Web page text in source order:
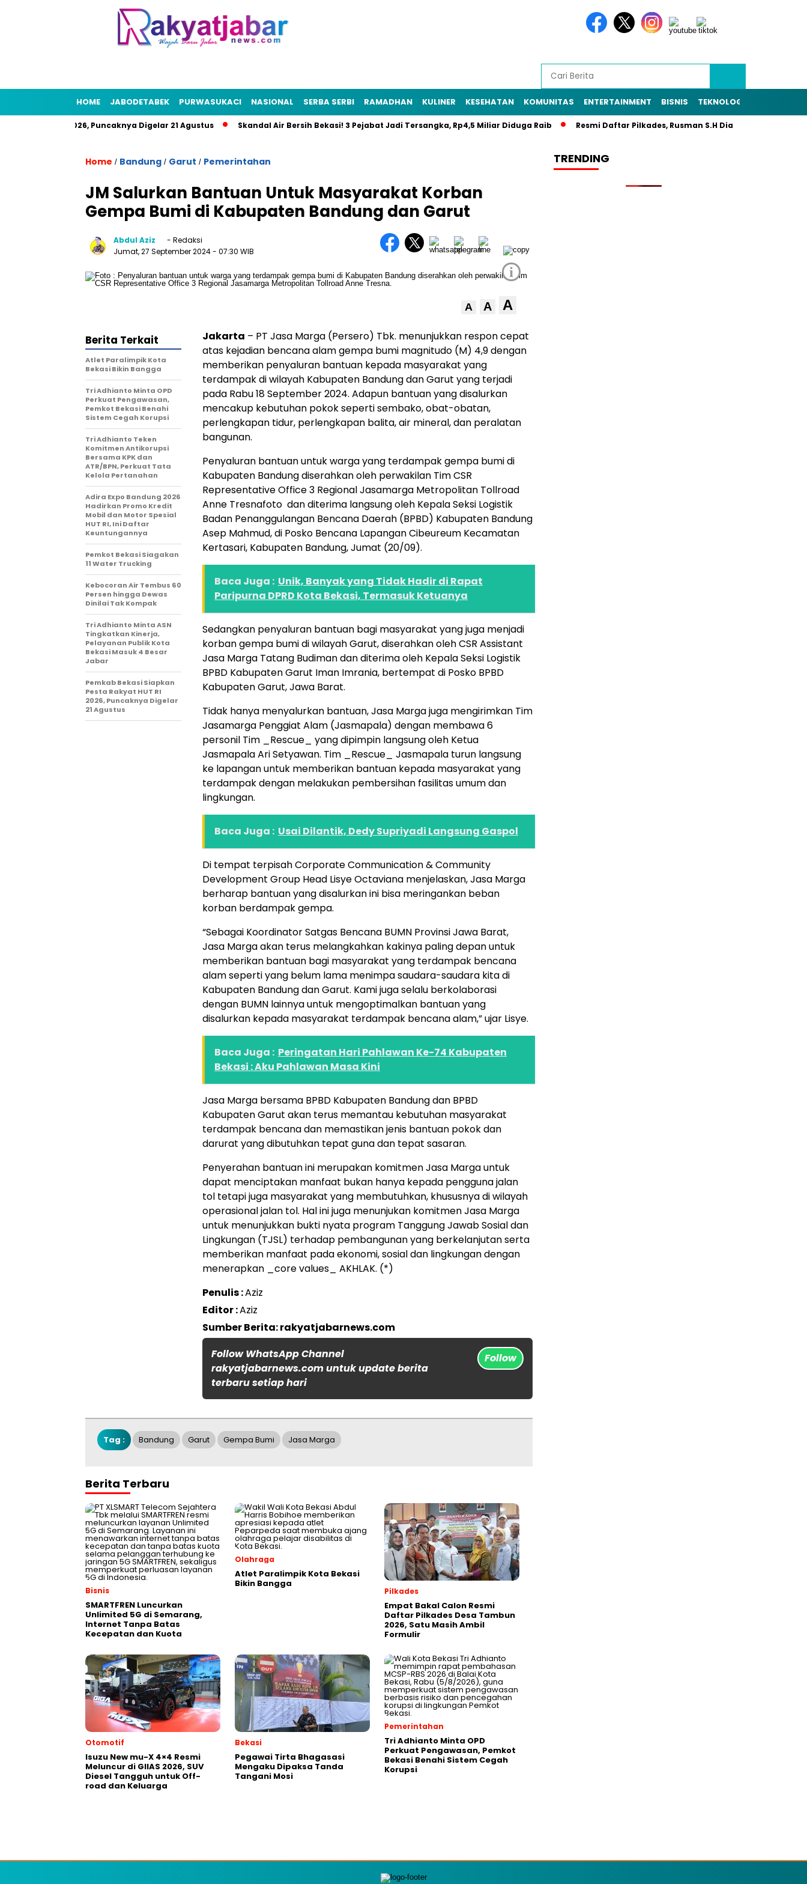
HOME JABODETABEK PURWASUKACI NASIONAL SERBA SERBI RAMADHAN KULINER KESEHATAN KOMUNITAS ENTERTAINMENT BISNIS TEKNOLOGI
HUT RI 2026, Puncaknya Digelar 21 Agustus Skandal Air Bersih Bekasi! 3 Pejabat Jadi Tersangka, Rp4,5 Miliar Diduga Raib Resmi Daftar Pilkades, Rusman S.H Diantar Sekitar 1.000
Home / Bandung / Garut / Pemerintahan
JM Salurkan Bantuan Untuk Masyarakat Korban
Gempa Bumi di Kabupaten Bandung dan Garut
Abdul Aziz
- Redaksi
Jumat, 27 September 2024- 07:30 WIB
i
A A A
Jakarta – PT Jasa Marga (Persero) Tbk. menunjukkan respon cepat
atas kejadian bencana alam gempa bumi magnitudo (M) 4,9 dengan
memberikan penyaluran bantuan kepada masyarakat yang
terdampak di wilayah Kabupaten Bandung dan Garut yang terjadi
pada Rabu 18 September 2024. Adapun bantuan yang disalurkan
mencakup kebutuhan pokok seperti sembako, obat-obatan,
perlengkapan tidur, perlengkapan balita, air mineral, dan peralatan
bangunan.
Penyaluran bantuan untuk warga yang terdampak gempa bumi di
Kabupaten Bandung diserahkan oleh perwakilan Tim CSR
Representative Office 3 Regional Jasamarga Metropolitan Tollroad
Anne Tresnafoto dan diterima langsung oleh Kepala Seksi Logistik
Badan Penanggulangan Bencana Daerah (BPBD) Kabupaten Bandung
Asep Mahmud, di Posko Bencana Lapangan Cibeureum Kecamatan
Kertasari, Kabupaten Bandung, Jumat (20/09).
Baca Juga : Unik, Banyak yang Tidak Hadir di Rapat
Paripurna DPRD Kota Bekasi, Termasuk Ketuanya
Sedangkan penyaluran bantuan bagi masyarakat yang juga menjadi
korban gempa bumi di wilayah Garut, diserahkan oleh CSR Assistant
Jasa Marga Tatang Budiman dan diterima oleh Kepala Seksi Logistik
BPBD Kabupaten Garut Iman Imrania, bertempat di Posko BPBD
Kabupaten Garut, Jawa Barat.
Tidak hanya menyalurkan bantuan, Jasa Marga juga mengirimkan Tim
Jasamarga Penggiat Alam (Jasmapala) dengan membawa 6
personil Tim _Rescue_ yang dipimpin langsung oleh Ketua
Jasmapala Ari Setyawan. Tim _Rescue_ Jasmapala turun langsung
ke lapangan untuk memberikan bantuan kepada masyarakat yang
terdampak dengan melakukan pembersihan fasilitas umum dan
lingkungan.
Baca Juga : Usai Dilantik, Dedy Supriyadi Langsung Gaspol
Di tempat terpisah Corporate Communication & Community
Development Group Head Lisye Octaviana menjelaskan, Jasa Marga
berharap bantuan yang disalurkan ini bisa meringankan beban
korban berdampak gempa.
“Sebagai Koordinator Satgas Bencana BUMN Provinsi Jawa Barat,
Jasa Marga akan terus melangkahkan kakinya paling depan untuk
memberikan bantuan bagi masyarakat yang terdampak bencana
alam seperti yang belum lama menimpa saudara-saudara kita di
Kabupaten Bandung dan Garut. Kami juga selalu berkolaborasi
dengan BUMN lainnya untuk mengoptimalkan bantuan yang
disalurkan kepada masyarakat terdampak bencana alam,” ujar Lisye.
Baca Juga : Peringatan Hari Pahlawan Ke-74 Kabupaten
Bekasi : Aku Pahlawan Masa Kini
Jasa Marga bersama BPBD Kabupaten Bandung dan BPBD
Kabupaten Garut akan terus memantau kebutuhan masyarakat
terdampak bencana dan memastikan jenis bantuan pokok dan
darurat yang dibutuhkan tepat guna dan tepat sasaran.
Penyerahan bantuan ini merupakan komitmen Jasa Marga untuk
dapat menciptakan manfaat bukan hanya kepada pengguna jalan
tol tetapi juga masyarakat yang membutuhkan, khususnya di wilayah
operasional jalan tol. Hal ini juga menunjukan komitmen Jasa Marga
untuk menunjukkan bukti nyata program Tanggung Jawab Sosial dan
Lingkungan (TJSL) terhadap pembangunan yang berkelanjutan serta
memberikan manfaat pada ekonomi, sosial dan lingkungan dengan
menerapkan _core values_ AKHLAK. (*)
Penulis :Aziz
Editor :Aziz
Sumber Berita: rakyatjabarnews.com
Follow WhatsApp Channel
rakyatjabarnews.com untuk update berita
terbaru setiap hari
Follow
Berita Terkait
Atlet Paralimpik Kota
Bekasi Bikin Bangga
Tri Adhianto Minta OPD
Perkuat Pengawasan,
Pemkot Bekasi Benahi
Sistem Cegah Korupsi
Tri Adhianto Teken
Komitmen Antikorupsi
Bersama KPK dan
ATR/BPN, Perkuat Tata
Kelola Pertanahan
Adira Expo Bandung 2026
Hadirkan Promo Kredit
Mobil dan Motor Spesial
HUT RI, Ini Daftar
Keuntungannya
Pemkot Bekasi Siagakan
11 Water Trucking
Kebocoran Air Tembus 60
Persen hingga Dewas
Dinilai Tak Kompak
Tri Adhianto Minta ASN
Tingkatkan Kinerja,
Pelayanan Publik Kota
Bekasi Masuk 4 Besar
Jabar
Pemkab Bekasi Siapkan
Pesta Rakyat HUT RI
2026, Puncaknya Digelar
21 Agustus
Tag : Bandung Garut Gempa Bumi Jasa Marga
Berita Terbaru
Bisnis
SMARTFREN Luncurkan
Unlimited 5G di Semarang,
Internet Tanpa Batas
Kecepatan dan Kuota
Olahraga
Atlet Paralimpik Kota Bekasi
Bikin Bangga
Pilkades
Empat Bakal Calon Resmi
Daftar Pilkades Desa Tambun
2026, Satu Masih Ambil
Formulir
Otomotif
Isuzu New mu-X 4×4 Resmi
Meluncur di GIIAS 2026, SUV
Diesel Tangguh untuk Off-
road dan Keluarga
Bekasi
Pegawai Tirta Bhagasasi
Mengaku Dipaksa Tanda
Tangani Mosi
Pemerintahan
Tri Adhianto Minta OPD
Perkuat Pengawasan, Pemkot
Bekasi Benahi Sistem Cegah
Korupsi
TRENDING